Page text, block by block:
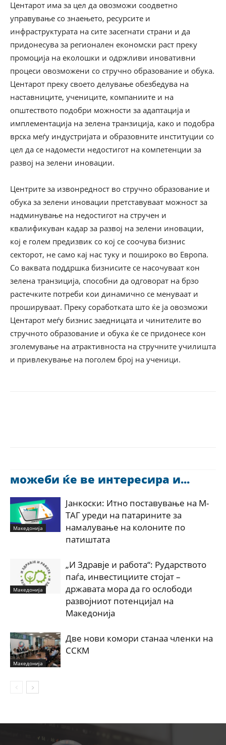
Центарот има за цел да овозможи соодветно
управување со знаењето, ресурсите и
инфраструктурата на сите засегнати страни и да
придонесува за регионален економски раст преку
промоција на еколошки и одржливи иновативни
процеси овозможени со стручно образование и обука.
Центарот преку своето делување обезбедува на
наставниците, учениците, компаниите и на
општеството подобри можности за адаптација и
имплементација на зелена транзиција, како и подобра
врска меѓу индустријата и образовните институции со
цел да се надомести недостигот на компетенции за
развој на зелени иновации.
Центрите за извонредност во стручно образование и
обука за зелени иновации претставуваат можност за
надминување на недостигот на стручен и
квалификуван кадар за развој на зелени иновации,
кој е голем предизвик со кој се соочува бизнис
секторот, не само кај нас туку и пошироко во Европа.
Со ваквата поддршка бизнисите се насочуваат кон
зелена транзиција, способни да одговорат на брзо
растечките потреби кои динамично се менуваат и
прошируваат. Преку соработката што ќе ја овозможи
Центарот меѓу бизнис заедницата и чинителите во
стручното образование и обука ќе се придонесе кон
зголемување на атрактивноста на стручните училишта
и привлекување на поголем број на ученици.
можеби ќе ве интересира и...
Македонија
Јанкоски: Итно поставување на М-
ТАГ уреди на патарините за
намалување на колоните по
патиштата
Македонија
„И Здравје и работа“: Рударството
паѓа, инвестициите стојат –
државата мора да го ослободи
развојниот потенцијал на
Македонија
Македонија
Две нови комори станаа членки на
ССКМ